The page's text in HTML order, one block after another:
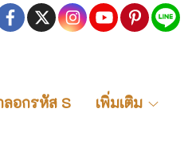
ลอกรหัส S เพิ่มเติม